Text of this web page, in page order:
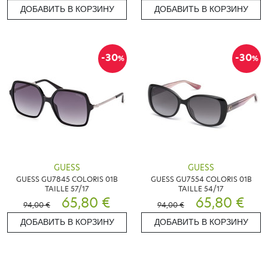
ДОБАВИТЬ В КОРЗИНУ ДОБАВИТЬ В КОРЗИНУ
-30%
GUESS
GUESS GU7845 COLORIS 01B
TAILLE 57/17
94,00 €
65,80 €
ДОБАВИТЬ В КОРЗИНУ
-30%
GUESS
GUESS GU7554 COLORIS 01B
TAILLE 54/17
94,00 €
65,80 €
ДОБАВИТЬ В КОРЗИНУ